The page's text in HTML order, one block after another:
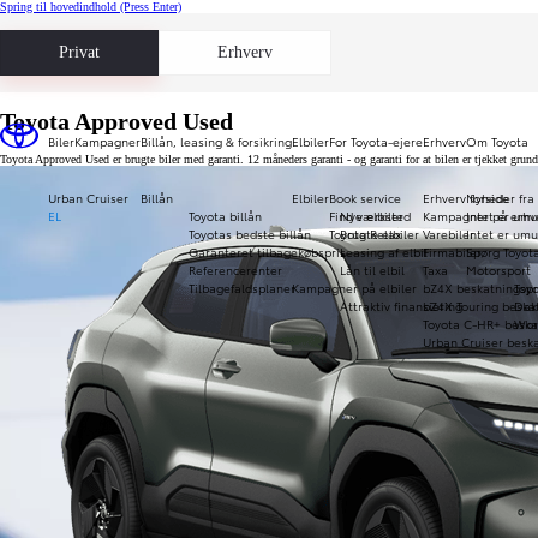
Spring til hovedindhold (Press Enter)
Privat Erhverv
Biler
Urban Cruiser
EL
KampagnerBillån, leasing & forsikring
Billån
Toyota billån
Toyotas bedste billån
Garanteret tilbagekøbspris
Referencerenter
Tilbagefaldsplaner
Elbiler
Elbiler
Nye elbiler
Brugte elbiler
Leasing af elbil
Lån til elbil
Kampagner på elbiler
Attraktiv finansiering
For Toyota-ejere
Book service
Find værksted
Toyota Relax
Erhverv
Erhverv forside
Kampagner på
Varebiler
Firmabiler
Taxa
bZ4X
bZ4X Touring
Toyota C-HR+
Urban Cruiser
Om Toyota
Nyheder fra
Intet er
Intet er
Spørg
Motorsport
Toyota Approved Used
Toyota Approved Used er brugte biler med garanti. 12 måneders garanti - og garanti for at bilen er tjekket